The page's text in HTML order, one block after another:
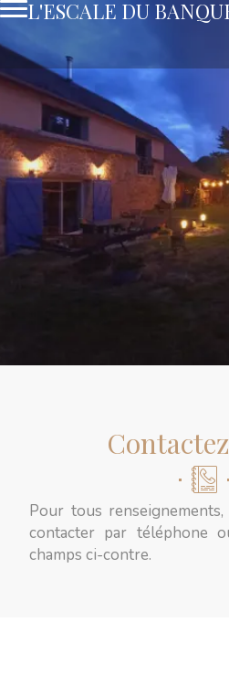
L'ESCALE DU
Pour tous
contacter par téléphone
champs ci-contre.